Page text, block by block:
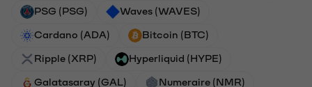
PSG (PSG) Waves (WAVES)
Cardano (ADA) Bitcoin (BTC)
Ripple (XRP) Hyperliquid (HYPE)
Galatasaray (GAL) Numeraire (NMR)